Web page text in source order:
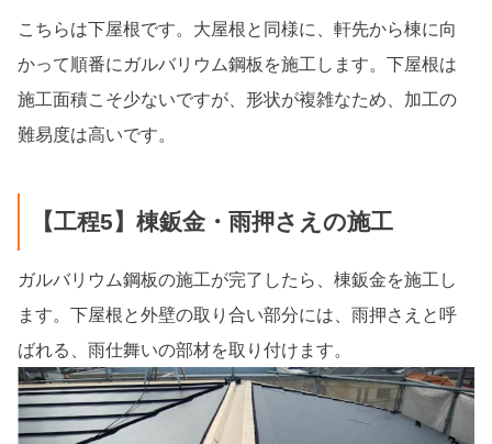
こちらは下屋根です。大屋根と同様に、軒先から棟に向
かって順番にガルバリウム鋼板を施工します。下屋根は
施工面積こそ少ないですが、形状が複雑なため、加工の
難易度は高いです。
【工程5】棟鈑金・雨押さえの施工
ガルバリウム鋼板の施工が完了したら、棟鈑金を施工し
ます。下屋根と外壁の取り合い部分には、雨押さえと呼
ばれる、雨仕舞いの部材を取り付けます。